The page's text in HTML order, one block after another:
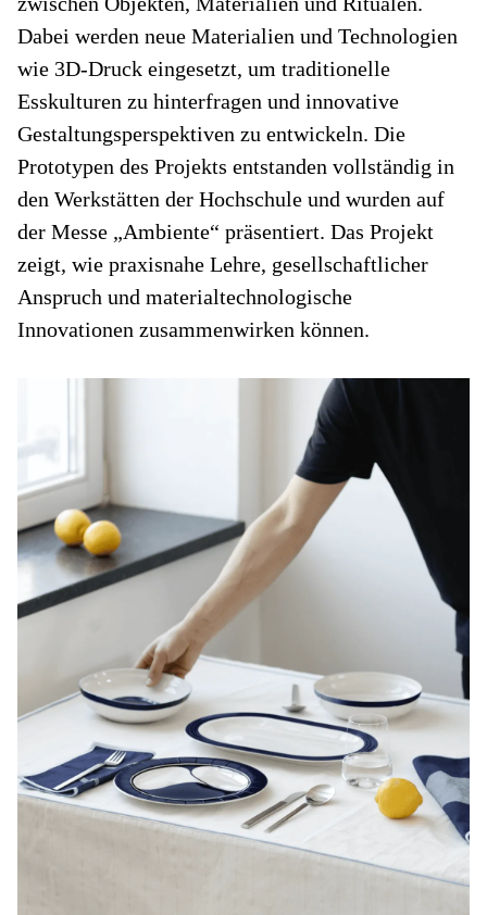
Dabei werden neue Materialien und Technologien
wie 3D-Druck eingesetzt, um traditionelle
Esskulturen zu hinterfragen und innovative
Gestaltungsperspektiven zu entwickeln. Die
Prototypen des Projekts entstanden vollständig in
den Werkstätten der Hochschule und wurden auf
der Messe „Ambiente“ präsentiert. Das Projekt
zeigt, wie praxisnahe Lehre, gesellschaftlicher
Anspruch und materialtechnologische
Innovationen zusammenwirken können.